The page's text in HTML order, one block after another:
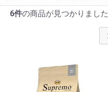
6件の商品が見つかりました